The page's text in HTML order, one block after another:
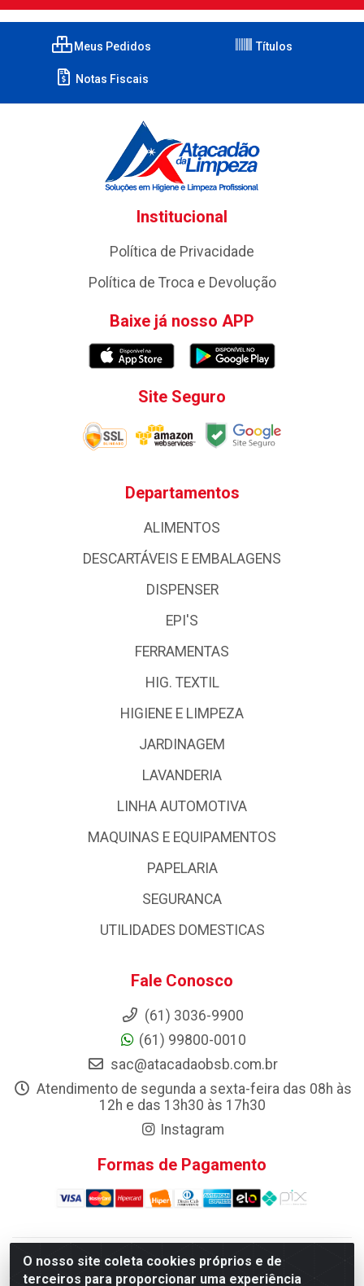
O nosso site coleta cookies próprios e de
terceiros para proporcionar uma experiência
Meus Pedidos Títulos
Notas Fiscais
Institucional
Política de Privacidade
Política de Troca e Devolução
Baixe já nosso APP
Site Seguro
Departamentos
ALIMENTOS
DESCARTÁVEIS E EMBALAGENS
DISPENSER
EPI'S
FERRAMENTAS
HIG. TEXTIL
HIGIENE E LIMPEZA
JARDINAGEM
LAVANDERIA
LINHA AUTOMOTIVA
MAQUINAS E EQUIPAMENTOS
PAPELARIA
SEGURANCA
UTILIDADES DOMESTICAS
Fale Conosco
(61) 3036-9900
(61) 99800-0010
sac@atacadaobsb.com.br
Atendimento de segunda a sexta-feira das 08h às
12h e das 13h30 às 17h30
Instagram
Formas de Pagamento
Atacadao da Limpeza F. Pereira Queiroz Comercio e
Distribuicao LTDA - Quadra Qi 10 Lotes 39 e, 41 - Setor